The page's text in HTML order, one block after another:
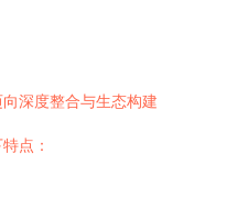
深度整合与生态构建
点：